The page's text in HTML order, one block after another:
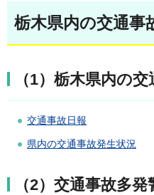
栃木県内の交通事
（1）栃木県内の
交通事故日報
県内の交通事故発生状況
（2）交通事故多発